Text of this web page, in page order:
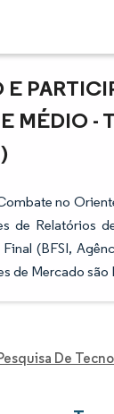
E
MÉDIO -
no
de Relatórios
(BFSI,
de Mercado são
De